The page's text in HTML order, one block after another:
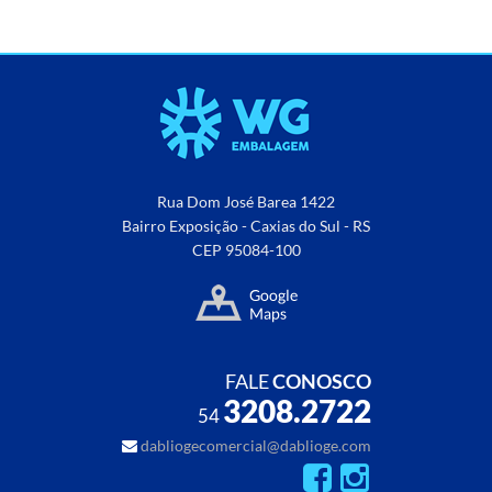
Rua Dom José Barea 1422
Bairro Exposição - Caxias do Sul - RS
CEP 95084-100
FALECONOSCO
543208.2722
dabliogecomercial@dablioge.com